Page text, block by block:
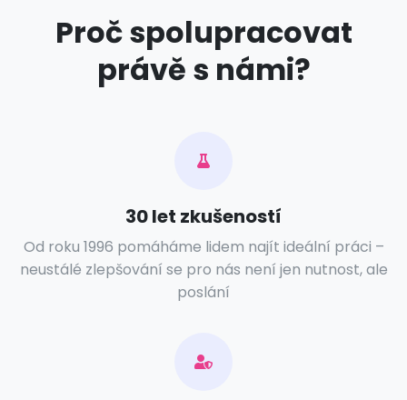
Proč spolupracovat
právě s námi?
30 let zkušeností
Od roku 1996 pomáháme lidem najít ideální práci –
neustálé zlepšování se pro nás není jen nutnost, ale
poslání